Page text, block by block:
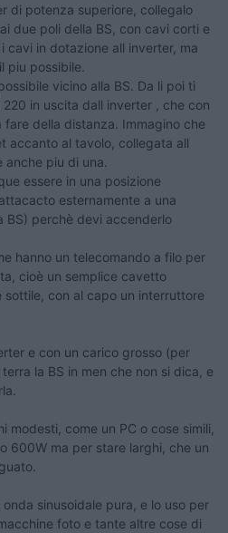
di potenza superiore, collegalo
due poli della BS, con cavi corti e
cavi in dotazione all inverter, ma
piu possibile.
vicino alla BS. Da li poi ti
in uscita dall inverter , che con
fare della distanza. Immagino che
accanto al tavolo, collegata all
anche piu di una.
essere in una posizione
esternamente a una
BS) perchè devi accenderlo
hanno un telecomando a filo per
cioè un semplice cavetto
con al capo un interruttore
e con un carico grosso (per
la BS in men che non si dica, e
modesti, come un PC o cose simili,
600W ma per stare larghi, che un
sinusoidale pura, e lo uso per
foto e tante altre cose di